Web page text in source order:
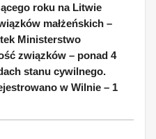
roku na Litwie
małżeńskich –
Ministerstwo
związków – ponad 4
stanu cywilnego.
w Wilnie – 1